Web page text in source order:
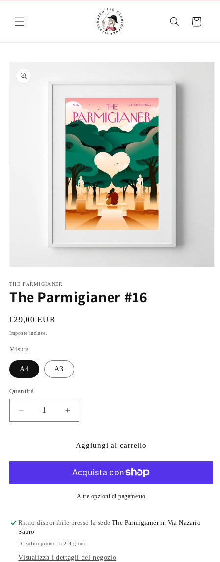
Vai
ai contenuti
Carrello
informazioni
sul prodotto
multimediali
1
THE PARMIGIANER
The Parmigianer #16
Prezzo
di
€29,00 EUR
Imposte incluse.
Misure
A4 A3
Quantità
Diminuisci
quantità
Aumenta
quantità
TheAggiungi al carrello
Altre opzioni di pagamento
Ritiro disponibile presso la sedeThe Parmigianer in Via Nazario
Sauro
Di solito pronto in 2-4 giorni
Visualizza i dettagli del negozio